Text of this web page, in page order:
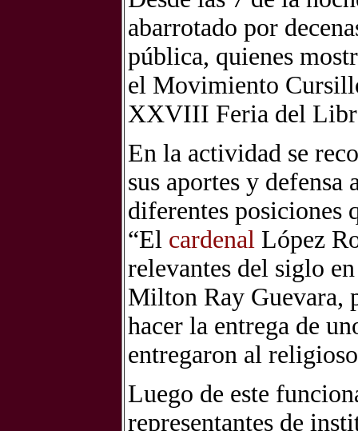
abarrotado por
pública, quienes
el Movimiento
XXVIII Feria del
En la actividad se
sus aportes y defensa
diferentes posiciones
“El cardenal López
relevantes del siglo
Milton Ray Guevara,
hacer la entrega de
entregaron al
Luego de este
representantes de